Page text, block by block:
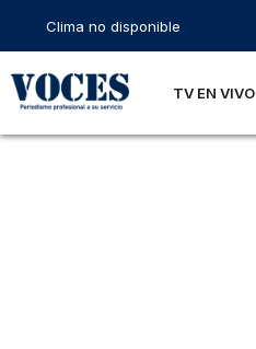
Clima no disponible
TV EN VIVO